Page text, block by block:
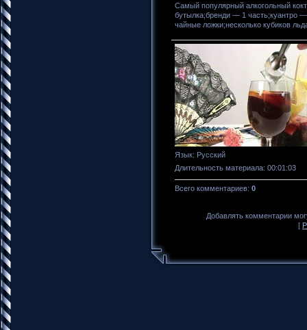
Самый популярный алкогольный
бутылка;бренди — 1 часть;куантро
чайные ложки;несколько кубиков
Язык: Русский
Длительность материала: 00:01:03
Всего комментариев: 0
Добавлять комментарии
[